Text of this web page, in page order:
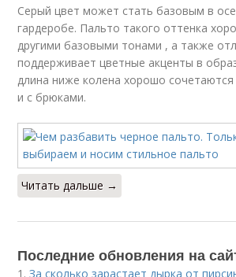
Серый цвет может стать базовым в
гардеробе. Пальто такого оттенка
другими базовыми тонами , а также
поддерживает цветные акценты в
длина ниже колена хорошо
и с брюками.
Читать дальше →
Последние обновления на
1.За сколько зарастает дырка от